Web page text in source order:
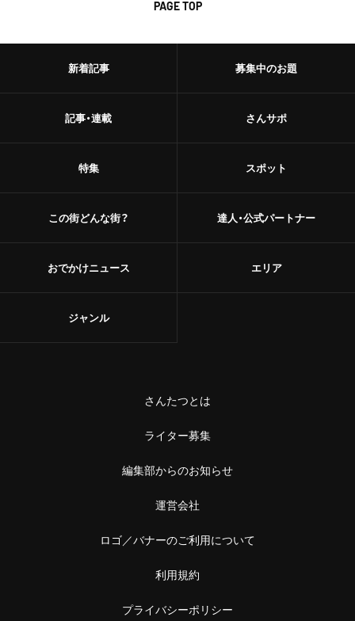
PAGE TOP
新着記事
記事・連載
特集
この街どんな街？
おでかけニュース
募集中のお題
さんサポ
スポット
達人・公式パートナー
エリア
ジャンル
さんたつとは
ライター募集
編集部からのお知らせ
運営会社
ロゴ／バナーのご利用について
利用規約
プライバシーポリシー